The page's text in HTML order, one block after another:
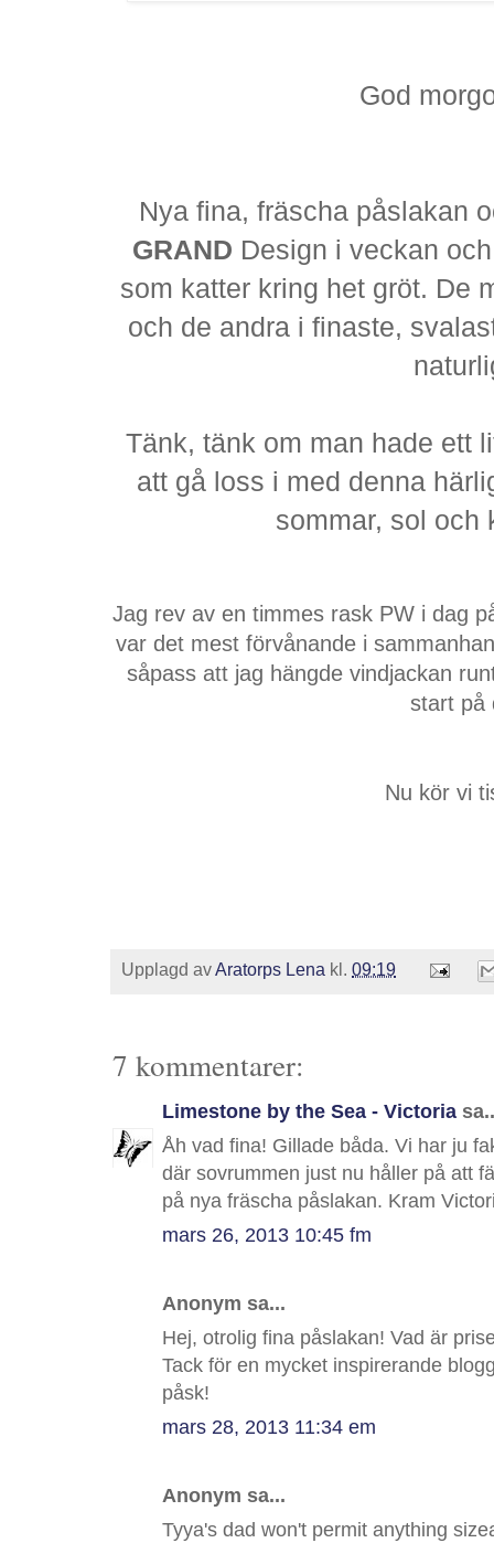
God
Nya fina, fräscha påslakan
GRAND Design i veckan
som katter kring het gröt. De
och de andra i finaste,
Tänk, tänk om man hade ett
att gå loss i med denna
sommar, sol och
Jag rev av en timmes rask PW i dag
var det mest förvånande i
såpass att jag hängde vindjackan
start på
Nu kör vi
Upplagd avAratorps Lena kl. 09:19
7 kommentarer:
Limestone by the Sea - Victoria
Åh vad fina! Gillade båda. Vi har ju
där sovrummen just nu håller på att
på nya fräscha påslakan. Kram
mars 26, 2013 10:45 fm
Anonym sa...
Hej, otrolig fina påslakan! Vad är
Tack för en mycket inspirerande
påsk!
mars 28, 2013 11:34 em
Anonym sa...
Tyya's dad won't permit anything